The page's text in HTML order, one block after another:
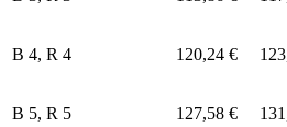
B 4, R 4 120,24 €
B 5, R 5 127,58 €